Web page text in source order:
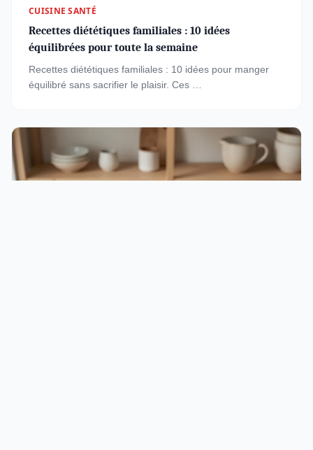
CUISINE SANTÉ
Recettes diététiques familiales : 10 idées
équilibrées pour toute la semaine
Recettes diététiques familiales : 10 idées pour manger
équilibré sans sacrifier le plaisir. Ces …